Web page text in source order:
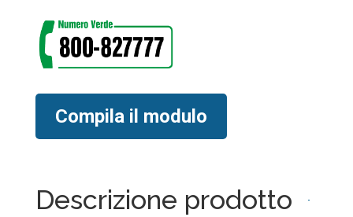
Compila il modulo
Descrizione prodotto